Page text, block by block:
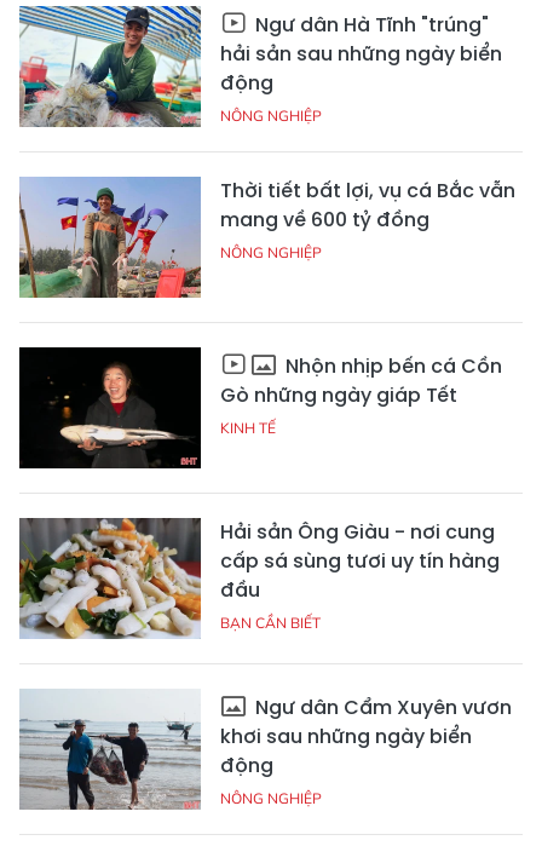
Ngư dân Hà Tĩnh "trúng"
hải sản sau những ngày biển
động
NÔNG NGHIỆP
Thời tiết bất lợi, vụ cá Bắc vẫn
mang về 600 tỷ đồng
NÔNG NGHIỆP
Nhộn nhịp bến cá Cồn
Gò những ngày giáp Tết
KINH TẾ
Hải sản Ông Giàu - nơi cung
cấp sá sùng tươi uy tín hàng
đầu
BẠN CẦN BIẾT
Ngư dân Cẩm Xuyên vươn
khơi sau những ngày biển
động
NÔNG NGHIỆP